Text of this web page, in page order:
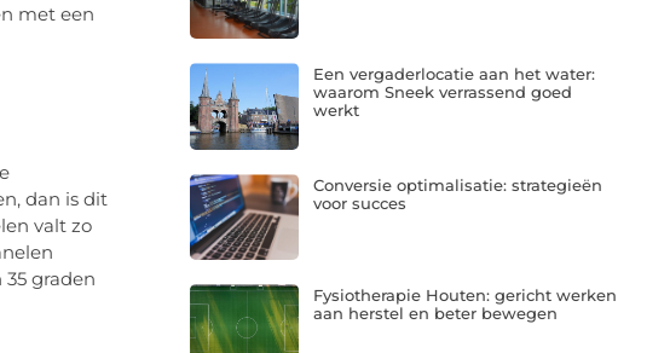
met een
dan is dit
valt zo
graden
Een vergaderlocatie aan het water:
waarom Sneek verrassend goed
werkt
Conversie optimalisatie: strategieën
voor succes
Fysiotherapie Houten: gericht werken
aan herstel en beter bewegen